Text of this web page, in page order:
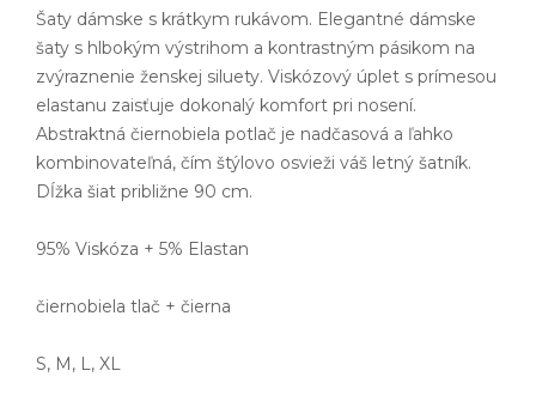
Šaty dámske s krátkym rukávom. Elegantné dámske
šaty s hlbokým výstrihom a kontrastným pásikom na
zvýraznenie ženskej siluety. Viskózový úplet s prímesou
elastanu zaisťuje dokonalý komfort pri nosení.
Abstraktná čiernobiela potlač je nadčasová a ľahko
kombinovateľná, čím štýlovo osvieži váš letný šatník.
Dĺžka šiat približne 90 cm.
95% Viskóza + 5% Elastan
čiernobiela tlač + čierna
S, M, L, XL